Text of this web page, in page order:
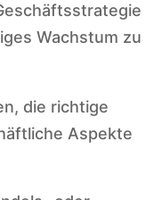
Wachstum zu
die richtige
Aspekte